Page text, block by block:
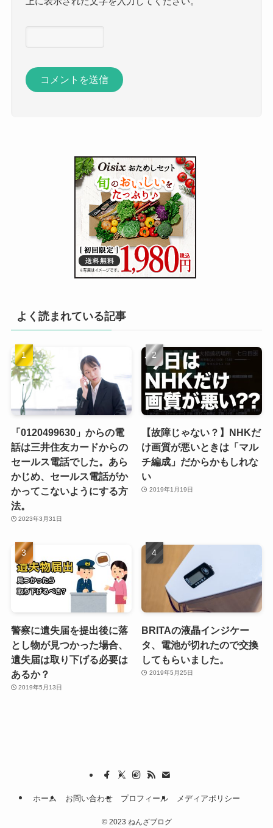
よく読まれている記事
「0120499630」からの電
話は三井住友カードからの
セールス電話でした。あら
かじめ、セールス電話がか
かってこないようにする方
法。
2023年3月31日
【故障じゃない？】NHKだ
け画質が悪いときは「マル
チ編成」だからかもしれな
い
2019年1月19日
警察に遺失届を提出後に落
とし物が見つかった場合、
遺失届は取り下げる必要は
あるか？
2019年5月13日
BRITAの液晶インジケー
タ、電池が切れたので交換
してもらいました。
2019年5月25日
ホーム お問い合わせ プロフィール メディアポリシー
©2023 ねんざブログ